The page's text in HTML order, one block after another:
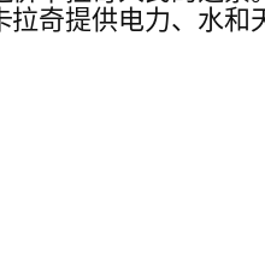
奇提供电力、水